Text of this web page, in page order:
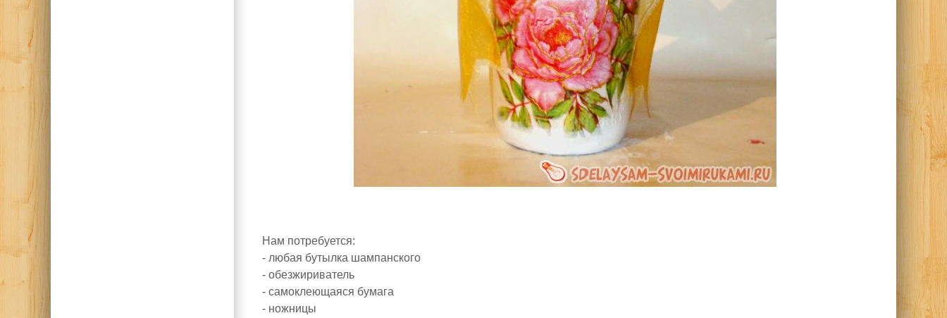
Нам потребуется:
- любая бутылка шампанского
- обезжириватель
- самоклеющаяся бумага
- ножницы